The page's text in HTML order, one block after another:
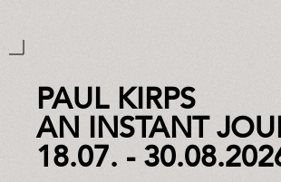
PAUL KIRPS
AN INSTANT
18.07. -